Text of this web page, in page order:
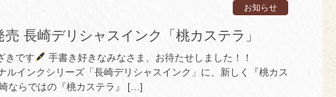
お知らせ
売 長崎デリシャスインク「桃カステラ」
きです
手書き好きなみなさま、お待たせしました！！
ルインクシリーズ「長崎デリシャスインク」に、新しく『桃カス
ならではの『桃カステラ』 […]